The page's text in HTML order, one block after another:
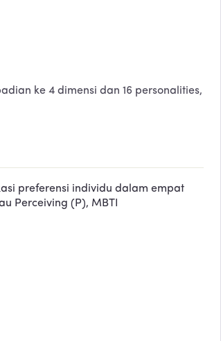
ke 4 dimensi dan 16 personalities,
preferensi individu dalam empat
Perceiving (P), MBTI